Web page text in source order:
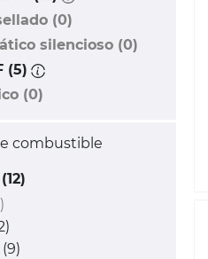
Auto-sellado (0)
Neumático silencioso (0)
3PMSF (5)
Eléctrico (0)
combustible
Todos (12)
(9)